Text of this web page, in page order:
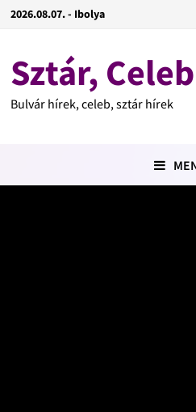
2026.08.07. - Ibolya
Sztár,
Bulvár hírek, celeb, sztár hírek